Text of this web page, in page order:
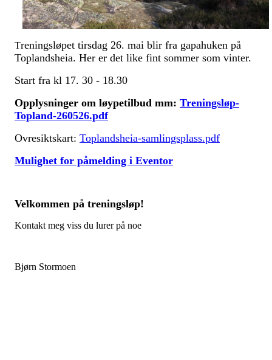
Treningsløpet tirsdag 26. mai blir fra gapahuken på
Toplandsheia. Her er det like fint sommer som vinter.
Start fra kl 17. 30 - 18.30
Opplysninger om løypetilbud mm: Treningsløp-
Topland-260526.pdf
Ovresiktskart: Toplandsheia-samlingsplass.pdf
Mulighet for påmelding i Eventor
Velkommen på treningsløp!
Kontakt meg viss du lurer på noe
Bjørn Stormoen